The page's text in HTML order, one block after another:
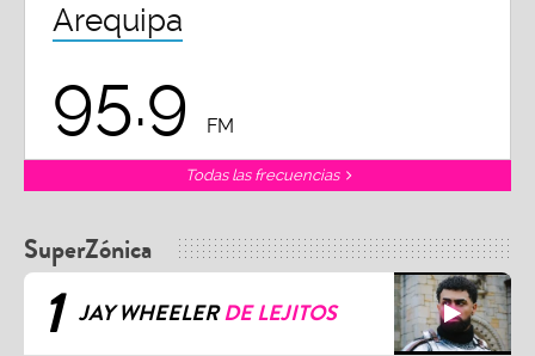
Arequipa
95.9 FM
Todas las frecuencias
SuperZónica
1 JAY WHEELERDE LEJITOS